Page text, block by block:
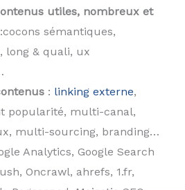
utiles, nombreux et
:cocons sémantiques,
long & quali, ux
: linking externe,
popularité, multi-canal,
multi-sourcing, branding…
Analytics, Google Search
Oncrawl, ahrefs, 1.fr,